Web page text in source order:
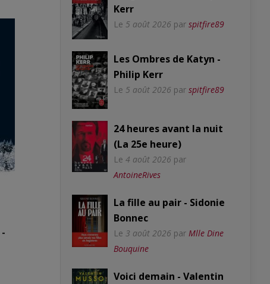
Kerr
Le 5 août 2026 par spitfire89
Les Ombres de Katyn -
Philip Kerr
Le 5 août 2026 par spitfire89
24 heures avant la nuit
(La 25e heure)
Le 4 août 2026 par
AntoineRives
La fille au pair - Sidonie
Bonnec
Le 3 août 2026 par Mlle Dine
Bouquine
Voici demain - Valentin